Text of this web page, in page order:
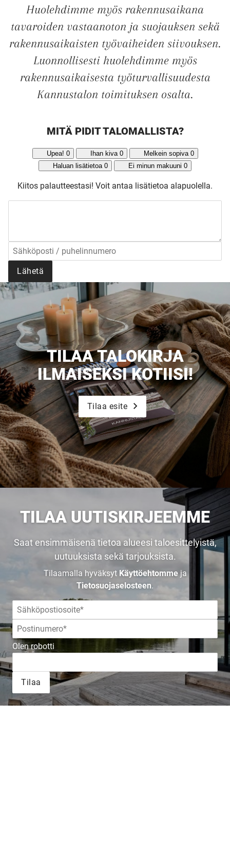
Huolehdimme myös rakennusaikana
tavaroiden vastaanoton ja suojauksen sekä
rakennusaikaisten työvaiheiden siivouksen.
Luonnollisesti huolehdimme myös
rakennusaikaisesta työturvallisuudesta
Kannustalon toimituksen osalta.
MITÄ PIDIT TALOMALLISTA?
Upea! 0 Ihan kiva 0 Melkein sopiva 0
Haluan lisätietoa 0 Ei minun makuuni 0
Kiitos palautteestasi! Voit antaa lisätietoa alapuolella.
Lähetä
TILAA TALOKIRJA
ILMAISEKSI KOTIISI!
Tilaa esite
TILAA UUTISKIRJEEMME
Saat ensimmäisenä tietoa alueesi taloesittelyistä,
uutuuksista sekä tarjouksista.
Tilaamalla hyväksyt Käyttöehtommeja
Tietosuojaselosteen.
Olen robotti
Tilaa